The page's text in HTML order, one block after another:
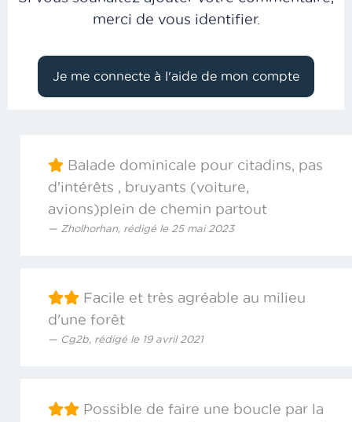
merci de vous identifier.
Balade dominicale pour citadins, pas
d'intérêts , bruyants (voiture,
avions)plein de chemin partout
Zholhorhan, rédigé le 25 mai 2023
Facile et très agréable au milieu
d'une forêt
Cg2b, rédigé le 19 avril 2021
Possible de faire une boucle par la